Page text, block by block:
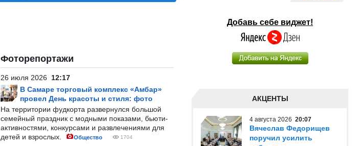
Фоторепортажи
26 июля 2026 12:17
В Самаре торговый комплекс «Амбар»
провел День красоты и стиля: фото
На территории фудкорта развернулся большой
семейный праздник с модными показами, бьюти-
активностями, конкурсами и развлечениями для
детей и взрослых.
Общество 1704
Добавь себе виджет!
АКЦЕНТЫ
4 августа 2026 20:07
Вячеслав Федорищев
поручил усилить